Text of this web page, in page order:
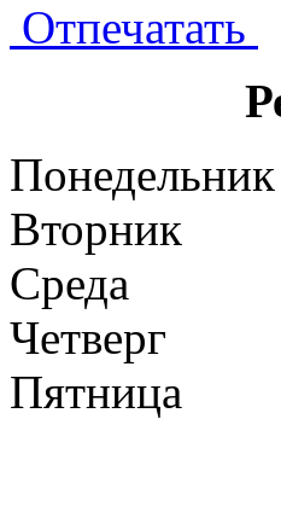
Отпечатать
Понедельник
Вторник
Среда
Четверг
Пятница